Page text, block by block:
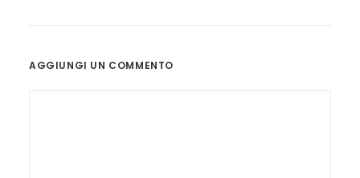
AGGIUNGI UN COMMENTO